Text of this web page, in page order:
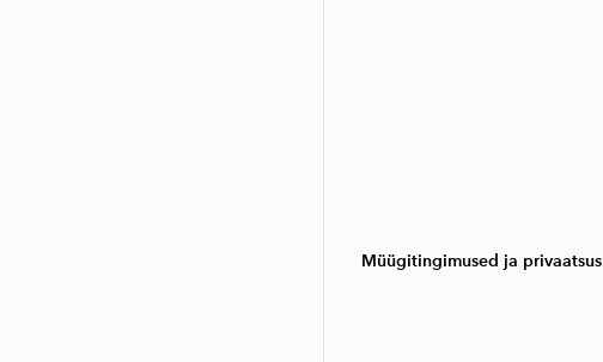
Müügitingimused ja privaatsus